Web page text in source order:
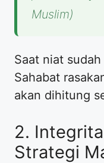
Muslim)
Saat niat
Sahabat
akan dihitung
2.
Strategi